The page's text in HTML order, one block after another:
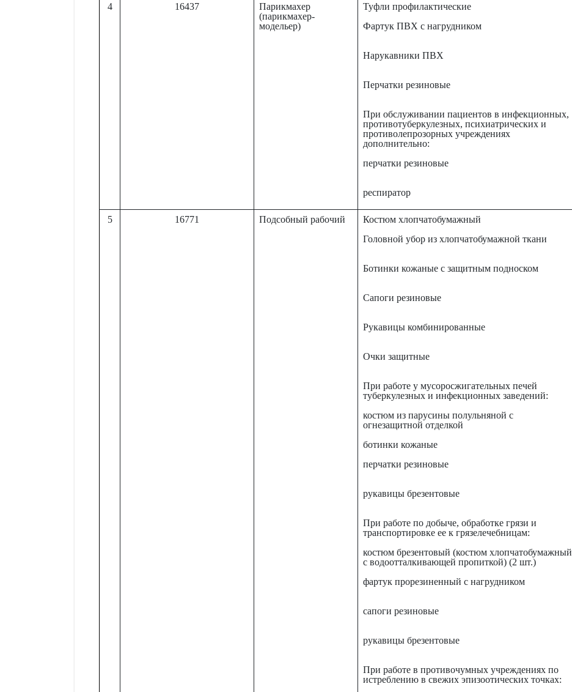
4
16437
Парикмахер
(парикмахер-
модельер)
Туфли профилактические
Фартук ПВХ с нагрудником
Нарукавники ПВХ
Перчатки резиновые
При обслуживании пациентов в инфекционных,
противотуберкулезных, психиатрических и
противолепрозорных учреждениях
дополнительно:
перчатки резиновые
респиратор
5
16771 Подсобный рабочий Костюм хлопчатобумажный
Головной убор из хлопчатобумажной ткани
Ботинки кожаные с защитным подноском
Сапоги резиновые
Рукавицы комбинированные
Очки защитные
При работе у мусоросжигательных печей
туберкулезных и инфекционных заведений:
костюм из парусины полульняной с
огнезащитной отделкой
ботинки кожаные
перчатки резиновые
рукавицы брезентовые
При работе по добыче, обработке грязи и
транспортировке ее к грязелечебницам:
костюм брезентовый (костюм хлопчатобумажный
с водоотталкивающей пропиткой) (2 шт.)
фартук прорезиненный с нагрудником
сапоги резиновые
рукавицы брезентовые
При работе в противочумных учреждениях по
истреблению в свежих эпизоотических точках: